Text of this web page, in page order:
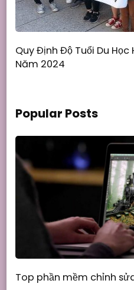
Quy Định Độ Tuổi Du
Năm 2024
Popular Posts
Top phần mềm chỉnh